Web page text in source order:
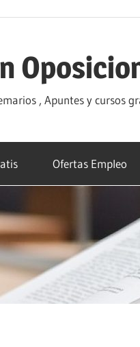
, Apuntes y cursos
Ofertas Empleo